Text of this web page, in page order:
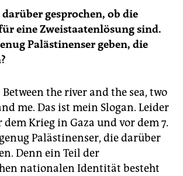
gesprochen, ob die
eine Zweistaatenlösung sind.
Palästinenser geben, die
Between the river and the sea, two
me. Das ist mein Slogan. Leider
dem Krieg in Gaza und vor dem 7.
Palästinenser, die darüber
Denn ein Teil der
nationalen Identität besteht